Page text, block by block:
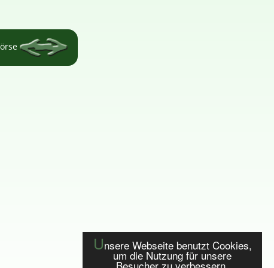
Unsere Webseite benutzt Cookies,
um die Nutzung für unsere